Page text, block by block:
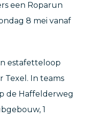
een Roparun
8 mei vanaf
estafetteloop
Texel. In teams
de Haffelderweg
1